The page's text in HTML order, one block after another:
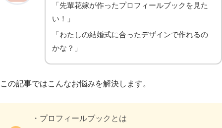
「先輩花嫁が作ったプロフィールブックを見た
い！」
「わたしの結婚式に合ったデザインで作れるの
かな？」
この記事ではこんなお悩みを解決します。
・プロフィールブックとは